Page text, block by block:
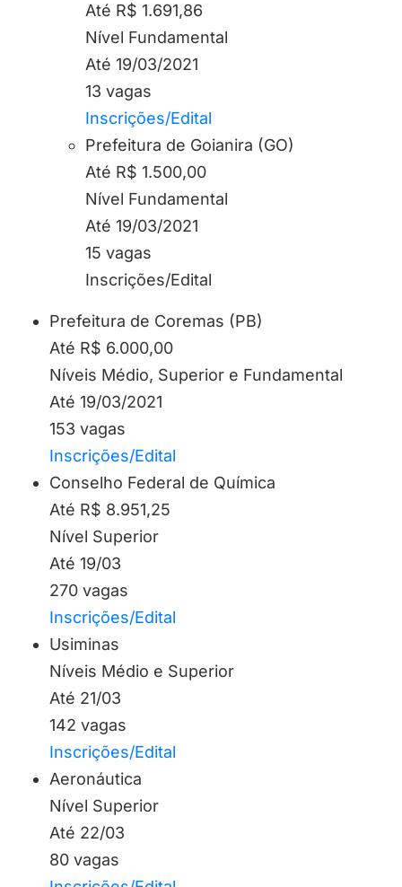
Até R$ 1.691,86
Nível Fundamental
Até 19/03/2021
13 vagas
Inscrições/Edital
Prefeitura de Goianira (GO)
Até R$ 1.500,00
Nível Fundamental
Até 19/03/2021
15 vagas
Inscrições/Edital
Prefeitura de Coremas (PB)
Até R$ 6.000,00
Níveis Médio, Superior e Fundamental
Até 19/03/2021
153 vagas
Inscrições/Edital
Conselho Federal de Química
Até R$ 8.951,25
Nível Superior
Até 19/03
270 vagas
Inscrições/Edital
Usiminas
Níveis Médio e Superior
Até 21/03
142 vagas
Inscrições/Edital
Aeronáutica
Nível Superior
Até 22/03
80 vagas